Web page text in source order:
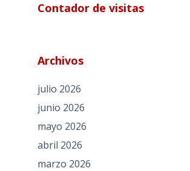
Contador de visitas
Archivos
julio 2026
junio 2026
mayo 2026
abril 2026
marzo 2026